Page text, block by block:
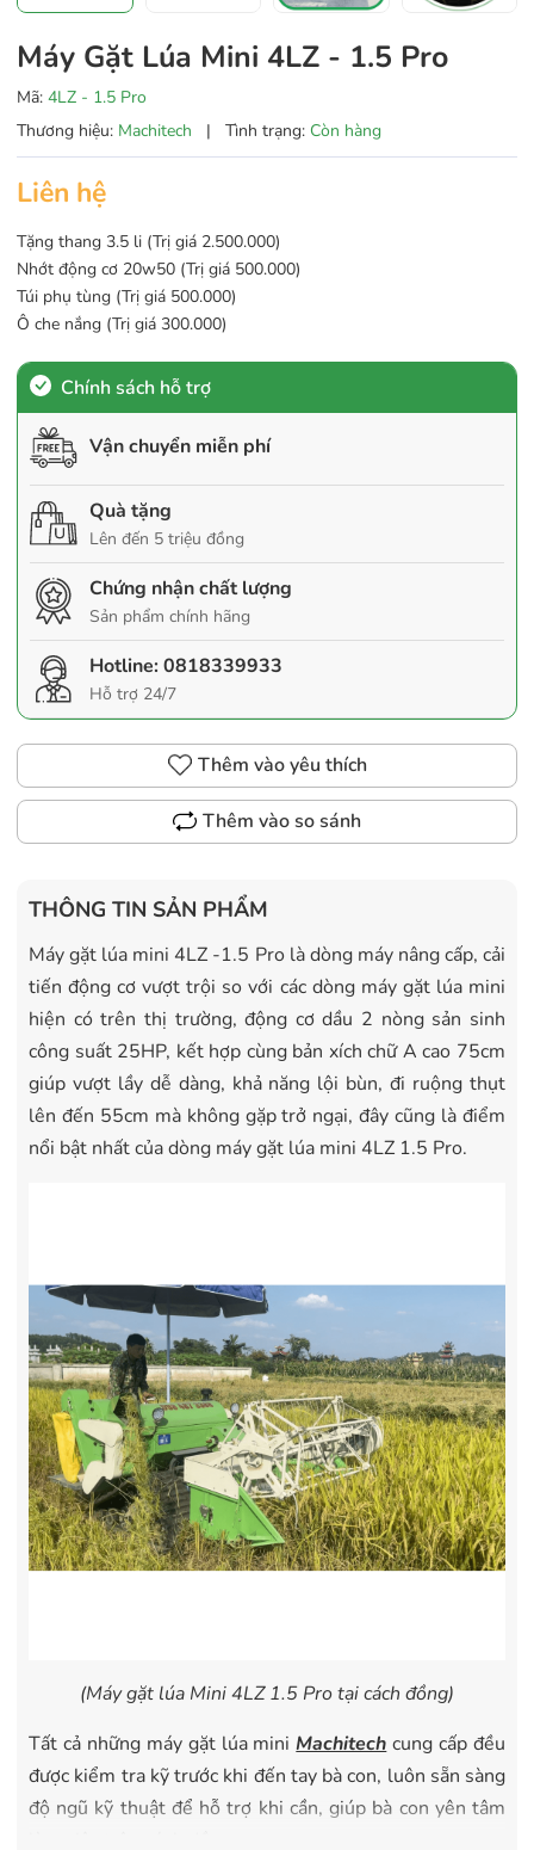
Máy Gặt Lúa Mini 4LZ - 1.5 Pro
Mã: 4LZ - 1.5 Pro
Thương hiệu: Machitech | Tình trạng: Còn hàng
Liên hệ
Tặng thang 3.5 li (Trị giá 2.500.000)
Nhớt động cơ 20w50 (Trị giá 500.000)
Túi phụ tùng (Trị giá 500.000)
Ô che nắng (Trị giá 300.000)
Chính sách hỗ trợ
Vận chuyển miễn phí
Quà tặng
Lên đến 5 triệu đồng
Chứng nhận chất lượng
Sản phẩm chính hãng
Hotline:0818339933
Hỗ trợ 24/7
Thêm vào yêu thích
Thêm vào so sánh
THÔNG TIN SẢN PHẨM
Máy gặt lúa mini 4LZ -1.5 Pro là dòng máy nâng cấp, cải
tiến động cơ vượt trội so với các dòng máy gặt lúa mini
hiện có trên thị trường, động cơ dầu 2 nòng sản sinh
công suất 25HP, kết hợp cùng bản xích chữ A cao 75cm
giúp vượt lầy dễ dàng, khả năng lội bùn, đi ruộng thụt
lên đến 55cm mà không gặp trở ngại, đây cũng là điểm
nổi bật nhất của dòng máy gặt lúa mini 4LZ 1.5 Pro.
(Máy gặt lúa Mini 4LZ 1.5 Pro tại cách đồng)
Tất cả những máy gặt lúa miniMachitech cung cấp đều
được kiểm tra kỹ trước khi đến tay bà con, luôn sẵn sàng
độ ngũ kỹ thuật để hỗ trợ khi cần, giúp bà con yên tâm